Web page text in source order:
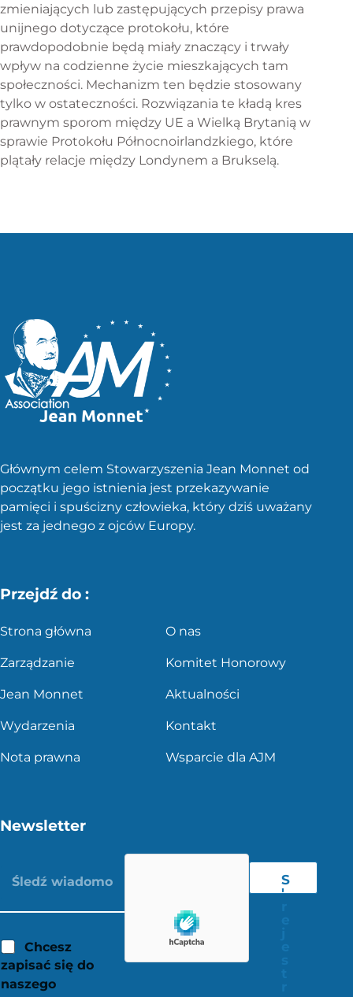
zmieniających lub zastępujących przepisy prawa
unijnego dotyczące protokołu, które
prawdopodobnie będą miały znaczący i trwały
wpływ na codzienne życie mieszkających tam
społeczności. Mechanizm ten będzie stosowany
tylko w ostateczności. Rozwiązania te kładą kres
prawnym sporom między UE a Wielką Brytanią w
sprawie Protokołu Północnoirlandzkiego, które
plątały relacje między Londynem a Brukselą.
Głównym celem Stowarzyszenia Jean Monnet od
początku jego istnienia jest przekazywanie
pamięci i spuścizny człowieka, który dziś uważany
jest za jednego z ojców Europy.
Przejdź do :
Strona główna O nas
Zarządzanie Komitet Honorowy
Jean Monnet Aktualności
Wydarzenia Kontakt
Nota prawna Wsparcie dla AJM
Newsletter
Chcesz
zapisać się do
naszego
S
'